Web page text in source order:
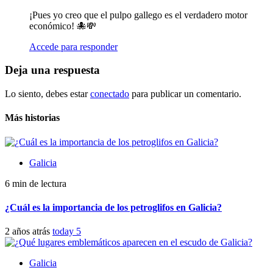
¡Pues yo creo que el pulpo gallego es el verdadero motor
económico! 🐙💸
Accede para responder
Deja una respuesta
Lo siento, debes estarconectado para publicar un comentario.
Más historias
Galicia
6 min de lectura
¿Cuál es la importancia de los petroglifos en Galicia?
2 años atrás today 5
Galicia